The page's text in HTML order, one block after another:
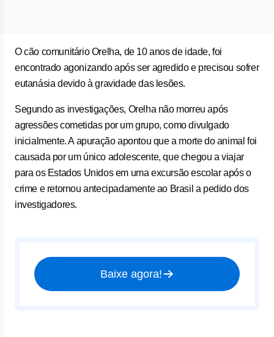
O cão comunitário Orelha, de 10 anos de idade, foi
encontrado agonizando após ser agredido e precisou sofrer
eutanásia devido à gravidade das lesões.
Segundo as investigações, Orelha não morreu após
agressões cometidas por um grupo, como divulgado
inicialmente. A apuração apontou que a morte do animal foi
causada por um único adolescente, que chegou a viajar
para os Estados Unidos em uma excursão escolar após o
crime e retornou antecipadamente ao Brasil a pedido dos
investigadores.
Baixe agora!